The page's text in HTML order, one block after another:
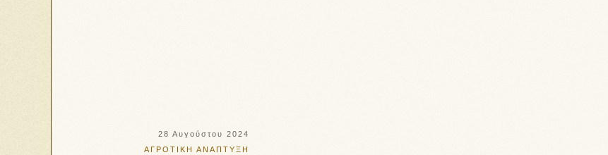
28 Αυγούστου 2024
ΑΓΡΟΤΙΚΗ ΑΝΑΠΤΥΞΗ